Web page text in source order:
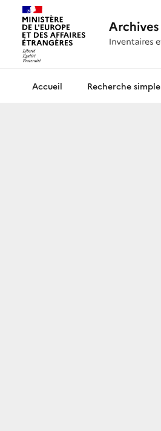
Archives diplomatiquesRecherche simple